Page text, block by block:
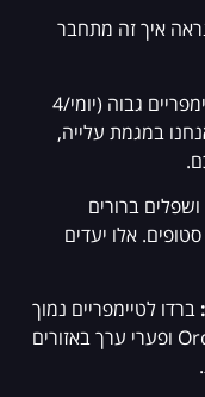
איך זה מתחבר
התחילו בטיימפריים גבוה (יומי/4
במגמת עלייה,
ברורים
אלו יעדים
ברדו לטיימפריים נמוך
יותר (שעתי/15 דקות) וחפשו Order Blocks ופערי ערך באזורים